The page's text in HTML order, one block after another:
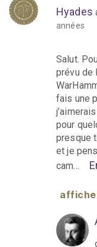
Hyades
années
Salut.
prévu de
fais une
pour
presque
et je
cam…